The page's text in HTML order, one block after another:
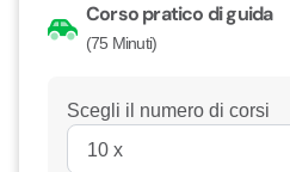
Corso pratico di guida
(75 Minuti)
Scegli il numero di corsi